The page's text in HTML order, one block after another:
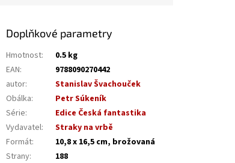
Doplňkové parametry
Hmotnost:
0.5 kg
EAN:
9788090270442
autor:
Stanislav Švachouček
Obálka:
Petr Súkeník
Série:
Edice Česká fantastika
Vydavatel:
Straky na vrbě
Formát:
10,8 x 16,5 cm, brožovaná
Strany:
188